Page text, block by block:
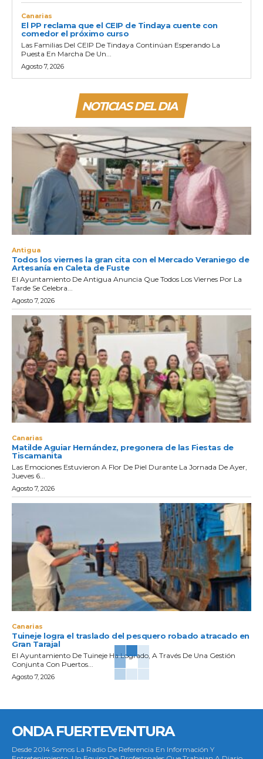
Canarias
El PP reclama que el CEIP de Tindaya cuente con
comedor el próximo curso
Las Familias Del CEIP De Tindaya Continúan Esperando La
Puesta En Marcha De Un...
Agosto 7, 2026
NOTICIAS DEL DIA
Antigua
Todos los viernes la gran cita con el Mercado Veraniego de
Artesanía en Caleta de Fuste
El Ayuntamiento De Antigua Anuncia Que Todos Los Viernes Por La
Tarde Se Celebra...
Agosto 7, 2026
Canarias
Matilde Aguiar Hernández, pregonera de las Fiestas de
Tiscamanita
Las Emociones Estuvieron A Flor De Piel Durante La Jornada De Ayer,
Jueves 6...
Agosto 7, 2026
Canarias
Tuineje logra el traslado del pesquero robado atracado en
Gran Tarajal
El Ayuntamiento De Tuineje Ha Logrado, A Través De Una Gestión
Conjunta Con Puertos...
Agosto 7, 2026
ONDA FUERTEVENTURA
Desde 2014 Somos La Radio De Referencia En Información Y